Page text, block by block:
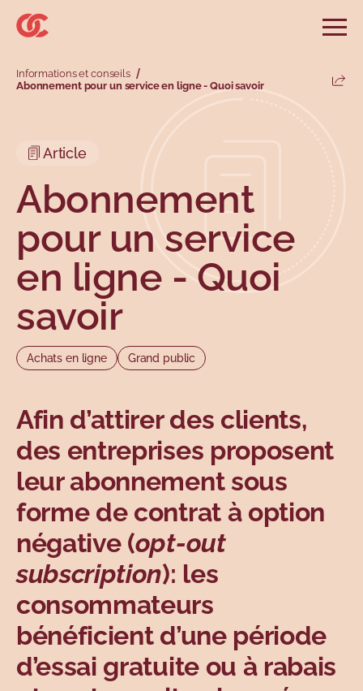
Sauter au menu principal
Sauter au champ de recherche
Sauter au contenu principal
Sauter au pied de page
Rechercher sur le site
Rechercher
Menu secondaire
Menu principal
Profils
Sujets
Types
Sujets
Informations et conseils
Abonnement pour un service en ligne - Quoi savoir
Article
Abonnement
pour un service
en ligne - Quoi
savoir
Achats en ligne Grand public
Afin d’attirer des clients,
des entreprises proposent
leur abonnement sous
forme de contrat à option
négative (opt-out
subscription): les
consommateurs
bénéficient d’une période
d’essai gratuite ou à rabais